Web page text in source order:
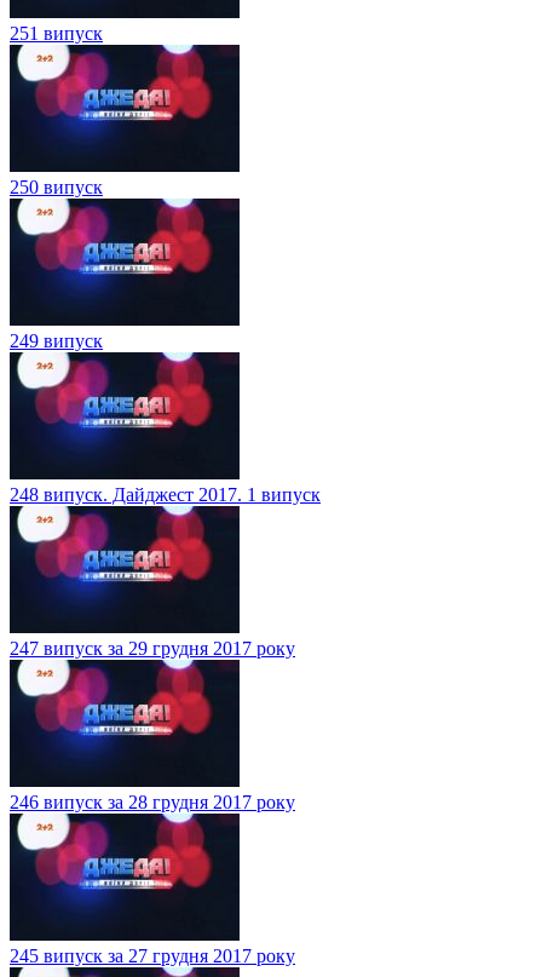
251 випуск
250 випуск
249 випуск
248 випуск. Дайджест 2017. 1 випуск
247 випуск за 29 грудня 2017 року
246 випуск за 28 грудня 2017 року
245 випуск за 27 грудня 2017 року